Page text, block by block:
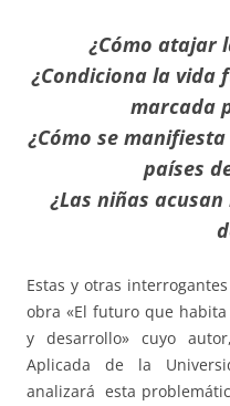
¿Cómo atajar
¿Condiciona la
marcada
¿Cómo se
países
¿Las niñas
Estas y otras
obra «El futuro que
y desarrollo» cuyo
Aplicada de la
analizará esta